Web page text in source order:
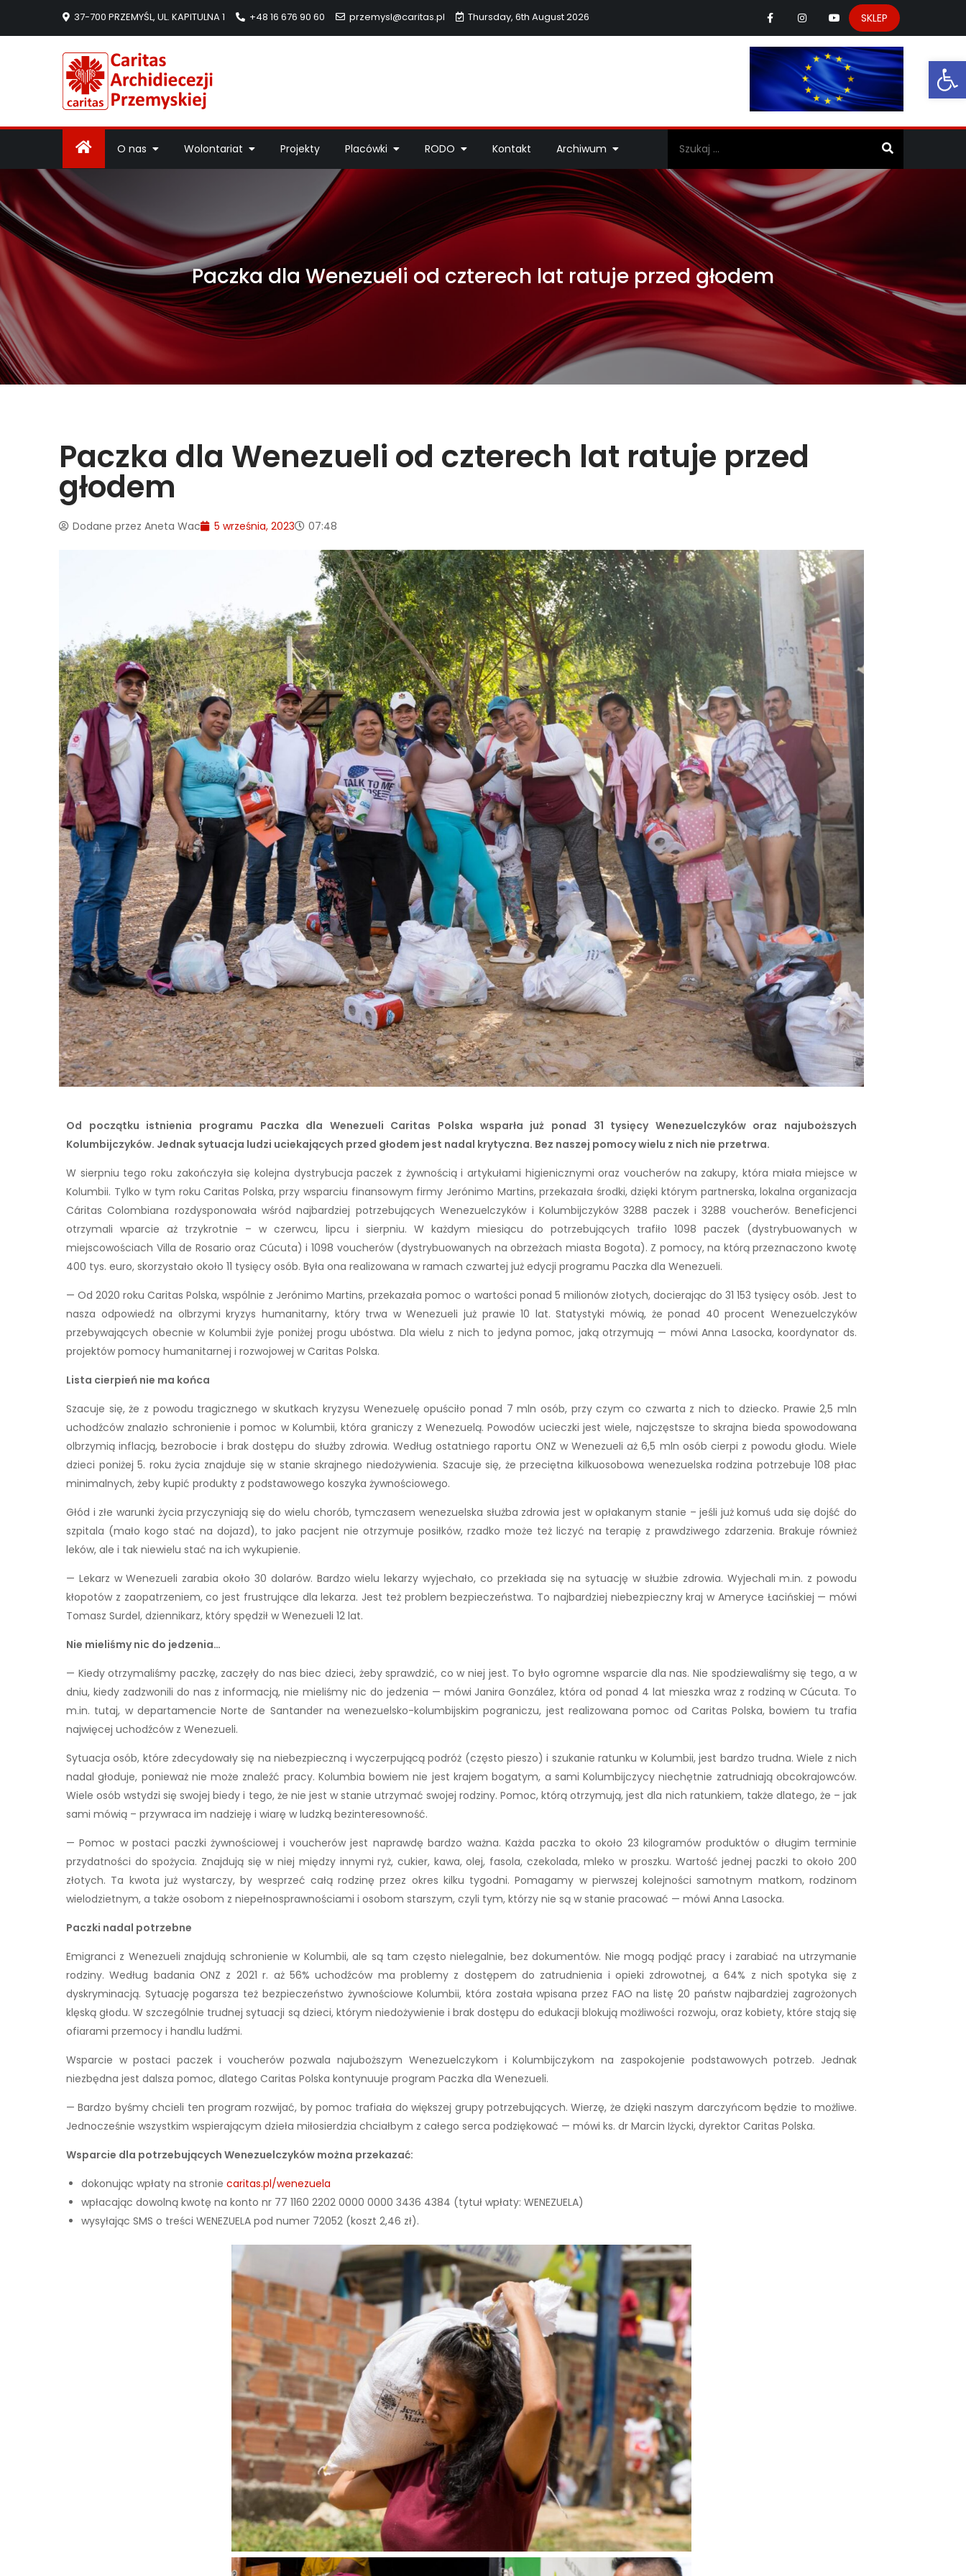
37-700 PRZEMYŚL, UL. KAPITULNA 1 +48 16 676 90 60 przemysl@caritas.pl Thursday, 6th August 2026 SKLEP
O nas Wolontariat Projekty Placówki RODO Kontakt Archiwum
Paczka dla Wenezueli od czterech lat ratuje przed głodem
Paczka dla Wenezueli od czterech lat ratuje przed
głodem
Dodane przez Aneta Wac 5 września, 2023 07:48
Od początku istnienia programu Paczka dla Wenezueli Caritas Polska wsparła już ponad 31 tysięcy Wenezuelczyków oraz najuboższych
Kolumbijczyków. Jednak sytuacja ludzi uciekających przed głodem jest nadal krytyczna. Bez naszej pomocy wielu z nich nie przetrwa.
W sierpniu tego roku zakończyła się kolejna dystrybucja paczek z żywnością i artykułami higienicznymi oraz voucherów na zakupy, która miała miejsce w
Kolumbii. Tylko w tym roku Caritas Polska, przy wsparciu finansowym firmy Jerónimo Martins, przekazała środki, dzięki którym partnerska, lokalna organizacja
Cáritas Colombiana rozdysponowała wśród najbardziej potrzebujących Wenezuelczyków i Kolumbijczyków 3288 paczek i 3288 voucherów. Beneficjenci
otrzymali wparcie aż trzykrotnie – w czerwcu, lipcu i sierpniu. W każdym miesiącu do potrzebujących trafiło 1098 paczek (dystrybuowanych w
miejscowościach Villa de Rosario oraz Cúcuta) i 1098 voucherów (dystrybuowanych na obrzeżach miasta Bogota). Z pomocy, na którą przeznaczono kwotę
400 tys. euro, skorzystało około 11 tysięcy osób. Była ona realizowana w ramach czwartej już edycji programu Paczka dla Wenezueli.
— Od 2020 roku Caritas Polska, wspólnie z Jerónimo Martins, przekazała pomoc o wartości ponad 5 milionów złotych, docierając do 31 153 tysięcy osób. Jest to
nasza odpowiedź na olbrzymi kryzys humanitarny, który trwa w Wenezueli już prawie 10 lat. Statystyki mówią, że ponad 40 procent Wenezuelczyków
przebywających obecnie w Kolumbii żyje poniżej progu ubóstwa. Dla wielu z nich to jedyna pomoc, jaką otrzymują — mówi Anna Lasocka, koordynator ds.
projektów pomocy humanitarnej i rozwojowej w Caritas Polska.
Lista cierpień nie ma końca
Szacuje się, że z powodu tragicznego w skutkach kryzysu Wenezuelę opuściło ponad 7 mln osób, przy czym co czwarta z nich to dziecko. Prawie 2,5 mln
uchodźców znalazło schronienie i pomoc w Kolumbii, która graniczy z Wenezuelą. Powodów ucieczki jest wiele, najczęstsze to skrajna bieda spowodowana
olbrzymią inflacją, bezrobocie i brak dostępu do służby zdrowia. Według ostatniego raportu ONZ w Wenezueli aż 6,5 mln osób cierpi z powodu głodu. Wiele
dzieci poniżej 5. roku życia znajduje się w stanie skrajnego niedożywienia. Szacuje się, że przeciętna kilkuosobowa wenezuelska rodzina potrzebuje 108 płac
minimalnych, żeby kupić produkty z podstawowego koszyka żywnościowego.
Głód i złe warunki życia przyczyniają się do wielu chorób, tymczasem wenezuelska służba zdrowia jest w opłakanym stanie – jeśli już komuś uda się dojść do
szpitala (mało kogo stać na dojazd), to jako pacjent nie otrzymuje posiłków, rzadko może też liczyć na terapię z prawdziwego zdarzenia. Brakuje również
leków, ale i tak niewielu stać na ich wykupienie.
— Lekarz w Wenezueli zarabia około 30 dolarów. Bardzo wielu lekarzy wyjechało, co przekłada się na sytuację w służbie zdrowia. Wyjechali m.in. z powodu
kłopotów z zaopatrzeniem, co jest frustrujące dla lekarza. Jest też problem bezpieczeństwa. To najbardziej niebezpieczny kraj w Ameryce Łacińskiej — mówi
Tomasz Surdel, dziennikarz, który spędził w Wenezueli 12 lat.
Nie mieliśmy nic do jedzenia…
— Kiedy otrzymaliśmy paczkę, zaczęły do nas biec dzieci, żeby sprawdzić, co w niej jest. To było ogromne wsparcie dla nas. Nie spodziewaliśmy się tego, a w
dniu, kiedy zadzwonili do nas z informacją, nie mieliśmy nic do jedzenia — mówi Janira González, która od ponad 4 lat mieszka wraz z rodziną w Cúcuta. To
m.in. tutaj, w departamencie Norte de Santander na wenezuelsko-kolumbijskim pograniczu, jest realizowana pomoc od Caritas Polska, bowiem tu trafia
najwięcej uchodźców z Wenezueli.
Sytuacja osób, które zdecydowały się na niebezpieczną i wyczerpującą podróż (często pieszo) i szukanie ratunku w Kolumbii, jest bardzo trudna. Wiele z nich
nadal głoduje, ponieważ nie może znaleźć pracy. Kolumbia bowiem nie jest krajem bogatym, a sami Kolumbijczycy niechętnie zatrudniają obcokrajowców.
Wiele osób wstydzi się swojej biedy i tego, że nie jest w stanie utrzymać swojej rodziny. Pomoc, którą otrzymują, jest dla nich ratunkiem, także dlatego, że – jak
sami mówią – przywraca im nadzieję i wiarę w ludzką bezinteresowność.
— Pomoc w postaci paczki żywnościowej i voucherów jest naprawdę bardzo ważna. Każda paczka to około 23 kilogramów produktów o długim terminie
przydatności do spożycia. Znajdują się w niej między innymi ryż, cukier, kawa, olej, fasola, czekolada, mleko w proszku. Wartość jednej paczki to około 200
złotych. Ta kwota już wystarczy, by wesprzeć całą rodzinę przez okres kilku tygodni. Pomagamy w pierwszej kolejności samotnym matkom, rodzinom
wielodzietnym, a także osobom z niepełnosprawnościami i osobom starszym, czyli tym, którzy nie są w stanie pracować — mówi Anna Lasocka.
Paczki nadal potrzebne
Emigranci z Wenezueli znajdują schronienie w Kolumbii, ale są tam często nielegalnie, bez dokumentów. Nie mogą podjąć pracy i zarabiać na utrzymanie
rodziny. Według badania ONZ z 2021 r. aż 56% uchodźców ma problemy z dostępem do zatrudnienia i opieki zdrowotnej, a 64% z nich spotyka się z
dyskryminacją. Sytuację pogarsza też bezpieczeństwo żywnościowe Kolumbii, która została wpisana przez FAO na listę 20 państw najbardziej zagrożonych
klęską głodu. W szczególnie trudnej sytuacji są dzieci, którym niedożywienie i brak dostępu do edukacji blokują możliwości rozwoju, oraz kobiety, które stają się
ofiarami przemocy i handlu ludźmi.
Wsparcie w postaci paczek i voucherów pozwala najuboższym Wenezuelczykom i Kolumbijczykom na zaspokojenie podstawowych potrzeb. Jednak
niezbędna jest dalsza pomoc, dlatego Caritas Polska kontynuuje program Paczka dla Wenezueli.
— Bardzo byśmy chcieli ten program rozwijać, by pomoc trafiała do większej grupy potrzebujących. Wierzę, że dzięki naszym darczyńcom będzie to możliwe.
Jednocześnie wszystkim wspierającym dzieła miłosierdzia chciałbym z całego serca podziękować — mówi ks. dr Marcin Iżycki, dyrektor Caritas Polska.
Wsparcie dla potrzebujących Wenezuelczyków można przekazać:
dokonując wpłaty na stronie caritas.pl/wenezuela
wpłacając dowolną kwotę na konto nr 77 1160 2202 0000 0000 3436 4384 (tytuł wpłaty: WENEZUELA)
wysyłając SMS o treści WENEZUELA pod numer 72052 (koszt 2,46 zł).